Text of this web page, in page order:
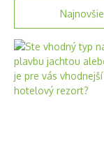
Najnovšie